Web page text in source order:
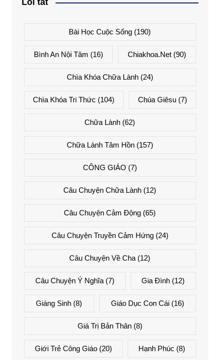
Lối tắt
Bài Học Cuộc Sống (190)
Bình An Nội Tâm (16) Chiakhoa.net (90)
Chìa Khóa Chữa Lành(24)
Chìa Khóa Tri Thức (104) Chúa Giêsu(7)
Chữa Lành (62)
Chữa Lành Tâm Hồn(157)
CÔNG GIÁO (7)
Câu Chuyện Chữa Lành (12)
Câu Chuyện Cảm Động (65)
Câu Chuyện Truyền Cảm Hứng(24)
Câu Chuyện Về Cha (12)
Câu Chuyện Ý Nghĩa(7) Gia Đình (12)
Giáng Sinh (8) Giáo Dục Con Cái(16)
Giá Trị Bản Thân(8)
Giới Trẻ Công Giáo(20) Hạnh Phúc (8)